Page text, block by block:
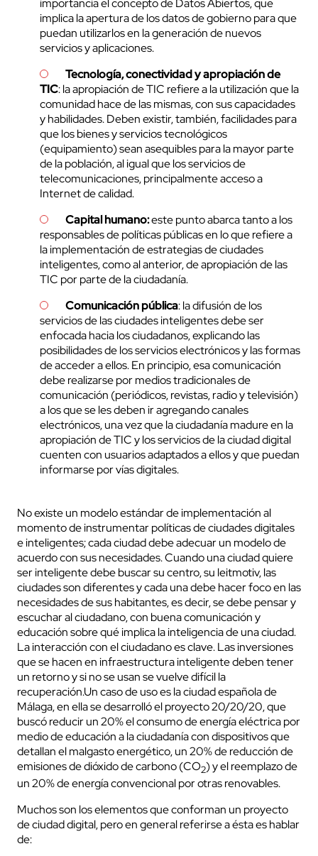
importancia el concepto de Datos Abiertos, que
implica la apertura de los datos de gobierno para que
puedan utilizarlos en la generación de nuevos
servicios y aplicaciones.
Tecnología, conectividad y apropiación de
TIC: la apropiación de TIC refiere a la utilización que la
comunidad hace de las mismas, con sus capacidades
y habilidades. Deben existir, también, facilidades para
que los bienes y servicios tecnológicos
(equipamiento) sean asequibles para la mayor parte
de la población, al igual que los servicios de
telecomunicaciones, principalmente acceso a
Internet de calidad.
Capital humano:este punto abarca tanto a los
responsables de políticas públicas en lo que refiere a
la implementación de estrategias de ciudades
inteligentes, como al anterior, de apropiación de las
TIC por parte de la ciudadanía.
Comunicación pública: la difusión de los
servicios de las ciudades inteligentes debe ser
enfocada hacia los ciudadanos, explicando las
posibilidades de los servicios electrónicos y las formas
de acceder a ellos. En principio, esa comunicación
debe realizarse por medios tradicionales de
comunicación (periódicos, revistas, radio y televisión)
a los que se les deben ir agregando canales
electrónicos, una vez que la ciudadanía madure en la
apropiación de TIC y los servicios de la ciudad digital
cuenten con usuarios adaptados a ellos y que puedan
informarse por vías digitales.
No existe un modelo estándar de implementación al
momento de instrumentar políticas de ciudades digitales
e inteligentes; cada ciudad debe adecuar un modelo de
acuerdo con sus necesidades. Cuando una ciudad quiere
ser inteligente debe buscar su centro, su leitmotiv, las
ciudades son diferentes y cada una debe hacer foco en las
necesidades de sus habitantes, es decir, se debe pensar y
escuchar al ciudadano, con buena comunicación y
educación sobre qué implica la inteligencia de una ciudad.
La interacción con el ciudadano es clave. Las inversiones
que se hacen en infraestructura inteligente deben tener
un retorno y si no se usan se vuelve difícil la
recuperación.Un caso de uso es la ciudad española de
Málaga, en ella se desarrolló el proyecto 20/20/20, que
buscó reducir un 20% el consumo de energía eléctrica por
medio de educación a la ciudadanía con dispositivos que
detallan el malgasto energético, un 20% de reducción de
emisiones de dióxido de carbono (CO2) y el reemplazo de
un 20% de energía convencional por otras renovables.
Muchos son los elementos que conforman un proyecto
de ciudad digital, pero en general referirse a ésta es hablar
de: